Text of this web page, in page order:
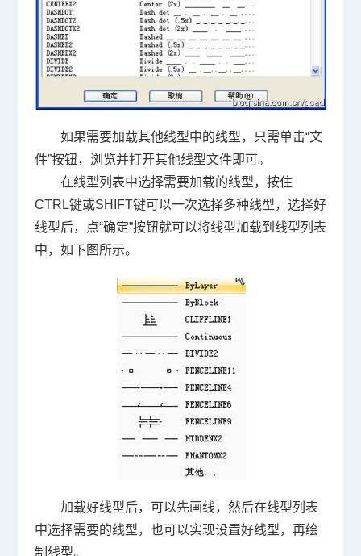
如果需要加载其他线型中的线型，只需单击“文
件”按钮，浏览并打开其他线型文件即可。
在线型列表中选择需要加载的线型，按住
CTRL键或SHIFT键可以一次选择多种线型，选择好
线型后，点“确定”按钮就可以将线型加载到线型列表
中，如下图所示。
加载好线型后，可以先画线，然后在线型列表
中选择需要的线型，也可以实现设置好线型，再绘
制线型。